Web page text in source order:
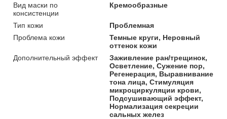
Вид маски по
консистенции
Кремообразные
Тип кожи
Проблемная
Проблема кожи
Темные круги, Неровный
оттенок кожи
Дополнительный эффект
Заживление ран/трещинок,
Осветление, Сужение пор,
Регенерация, Выравнивание
тона лица, Стимуляция
микроциркуляции крови,
Подсушивающий эффект,
Нормализация секреции
сальных желез